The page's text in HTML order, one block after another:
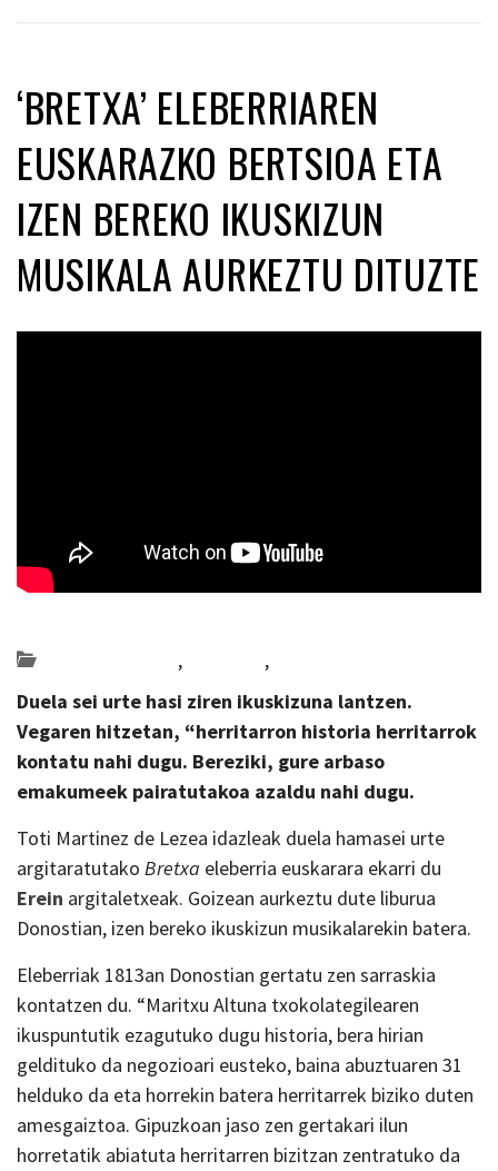
‘BRETXA’ ELEBERRIAREN
EUSKARAZKO BERTSIOA ETA
IZEN BEREKO IKUSKIZUN
MUSIKALA AURKEZTU DITUZTE
, ,
Duela sei urte hasi ziren ikuskizuna lantzen.
Vegaren hitzetan, “herritarron historia herritarrok
kontatu nahi dugu. Bereziki, gure arbaso
emakumeek pairatutakoa azaldu nahi dugu.
Toti Martinez de Lezea idazleak duela hamasei urte
argitaratutako Bretxa eleberria euskarara ekarri du
Erein argitaletxeak. Goizean aurkeztu dute liburua
Donostian, izen bereko ikuskizun musikalarekin batera.
Eleberriak 1813an Donostian gertatu zen sarraskia
kontatzen du. “Maritxu Altuna txokolategilearen
ikuspuntutik ezagutuko dugu historia, bera hirian
geldituko da negozioari eusteko, baina abuztuaren 31
helduko da eta horrekin batera herritarrek biziko duten
amesgaiztoa. Gipuzkoan jaso zen gertakari ilun
horretatik abiatuta herritarren bizitzan zentratuko da